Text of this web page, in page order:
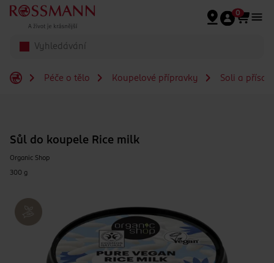
Přeskočit na hlavmní obsah
0
Péče o tělo Koupelové přípravky Soli a
Sůl do koupele Rice milk
Organic Shop
300 g